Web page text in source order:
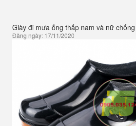
Giày đi mưa ống thấp nam và nữ
Đăng ngày: 17/11/2020